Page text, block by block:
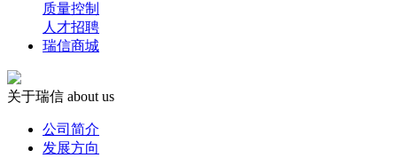
质量控制
人才招聘
瑞信商城
关于瑞信 about us
公司简介
发展方向